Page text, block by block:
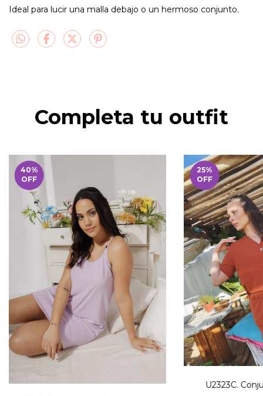
Ideal para lucir una malla debajo o un hermoso conjunto.
Completa tu outfit
40%
OFF
25%
OFF
U2323C.